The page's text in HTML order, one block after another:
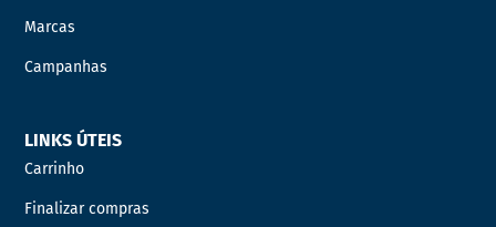
Marcas
Campanhas
LINKS ÚTEIS
Carrinho
Finalizar compras